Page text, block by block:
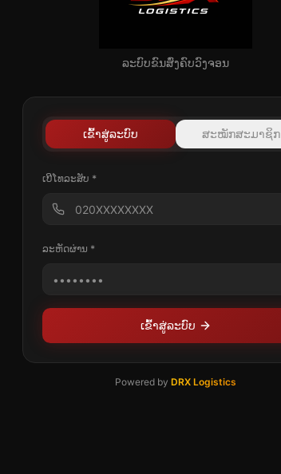
ລະບົບຂົນສົ່ງຄົບວົງຈອນ
ເຂົ້າສູ່ລະບົບ ສະໝັກສະມາຊິກ
ເບີໂທລະສັບ *
ລະຫັດຜ່ານ *
ເຂົ້າສູ່ລະບົບ
Powered by DRX Logistics